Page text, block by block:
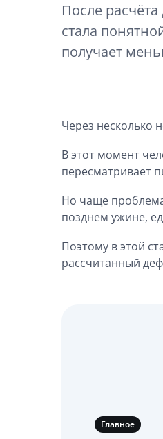
После
стала
получает
Через несколько
В этот момент
пересматривает
Но чаще
позднем ужине,
Поэтому в этой
рассчитанный
Главное